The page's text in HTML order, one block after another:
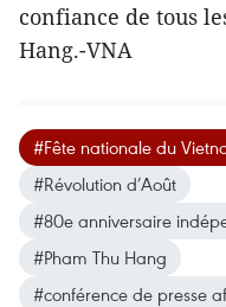
confiance de tous
Hang.-VNA
#Fête nationale du
#Révolution d’Août
#80e anniversaire
#Pham Thu Hang
#conférence de presse